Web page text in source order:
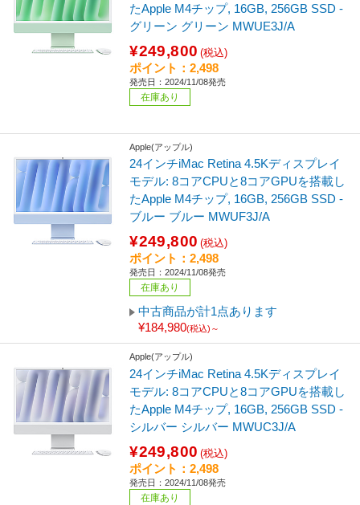
たApple M4チップ, 16GB, 256GB SSD -
グリーン グリーン MWUE3J/A
¥249,800 (税込)
ポイント：2,498
発売日：2024/11/08発売
在庫あり
Apple(アップル)
24インチiMac Retina 4.5Kディスプレイ
モデル: 8コアCPUと8コアGPUを搭載し
たApple M4チップ, 16GB, 256GB SSD -
ブルー ブルー MWUF3J/A
¥249,800 (税込)
ポイント：2,498
発売日：2024/11/08発売
在庫あり
中古商品が計1点あります
¥184,980(税込)～
Apple(アップル)
24インチiMac Retina 4.5Kディスプレイ
モデル: 8コアCPUと8コアGPUを搭載し
たApple M4チップ, 16GB, 256GB SSD -
シルバー シルバー MWUC3J/A
¥249,800 (税込)
ポイント：2,498
発売日：2024/11/08発売
在庫あり